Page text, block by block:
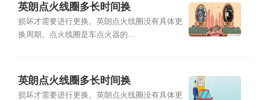
英朗点火线圈多长时间换
损坏才需要进行更换。英朗点火线圈没有具体更
换周期。点火线圈是车点火器的...
英朗点火线圈多长时间换
损坏才需要进行更换。英朗点火线圈没有具体更